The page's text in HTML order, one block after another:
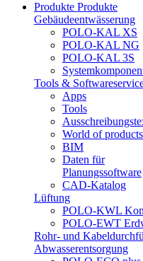
Produkte Produkte
Gebäudeentwässerung
POLO-KAL XS
POLO-KAL NG
POLO-KAL 3S
Tools &
Apps
Tools
World of
BIM
Daten für
Planungssoftware
CAD-Katalog
Lüftung
POLO-KWL
POLO-EWT
Rohr- und
Abwasserentsorgung